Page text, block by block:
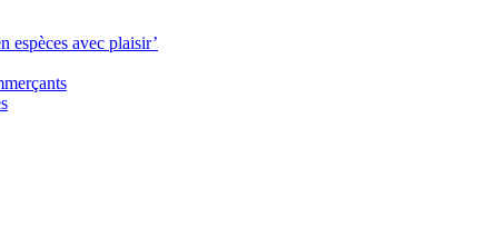
espèces avec plaisir’